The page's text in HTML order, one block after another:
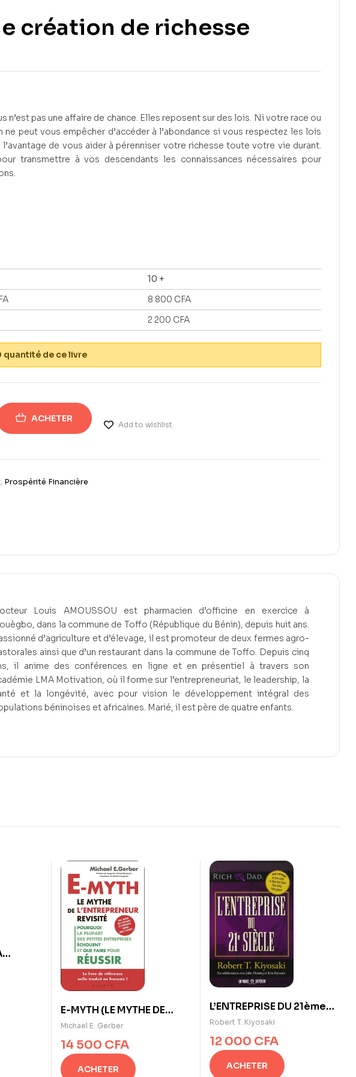
création de richesse
n’est pas une affaire de chance. Elles reposent sur des lois. Ni votre race ou
peut vous empêcher d’accéder à l’abondance si vous respectez les lois
de vous aider à pérenniser votre richesse toute votre vie durant.
transmettre à vos descendants les connaissances nécessaires pour
10 +
8 800 CFA
2 200 CFA
quantité de ce livre
ACHETER
Add to wishlist
, Prospérité Financière
Louis AMOUSSOU est pharmacien d’officine en exercice à
dans la commune de Toffo (République du Bénin), depuis huit ans.
d’agriculture et d’élevage, il est promoteur de deux fermes agro-
ainsi que d’un restaurant dans la commune de Toffo. Depuis cinq
il anime des conférences en ligne et en présentiel à travers son
LMA Motivation, où il forme sur l’entrepreneuriat, le leadership, la
et la longévité, avec pour vision le développement intégral des
béninoises et africaines. Marié, il est père de quatre enfants.
E-MYTH (LE MYTHE DE
L’ENTREPRENEUR
REVISITÉ) de Michael E.
Gerber
Michael E. Gerber
14 500 CFA
ACHETER
L’ENTREPRISE DU 21ème
SIÈCLE
Robert T. Kiyosaki
12 000 CFA
ACHETER